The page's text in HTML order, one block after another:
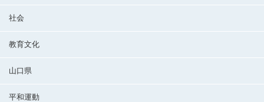
社会
教育文化
山口県
平和運動